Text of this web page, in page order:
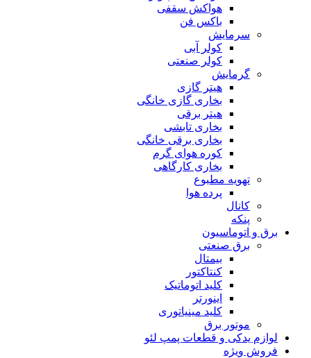
هواکش سقفی
باکس فن
سرمایش
کولر آبی
کولر صنعتی
گرمایش
هیتر گازی
بخاری گازی خانگی
هیتر برقی
بخاری تابشی
بخاری برقی خانگی
کوره هوای گرم
بخاری کارگاهی
تهویه مطبوع
پرده هوا
کانال
پنکه
برق و اتوماسیون
برق صنعتی
بیمتال
کنتاکتور
کلید اتوماتیک
اینورتر
کلید مینیاتوری
موتور برق
لوازم یدکی و قطعات پمپ لئو
فروش ویژه